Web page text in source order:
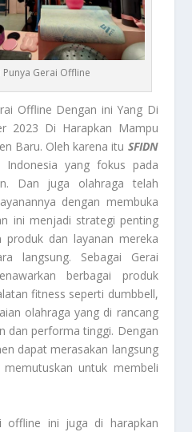
Punya Gerai Offline
Offline Dengan ini Yang Di
2023 Di Harapkan Mampu
Baru. Oleh karena itu SFIDN
yang fokus pada
Dan juga olahraga telah
dengan membuka
ini menjadi strategi penting
produk dan layanan mereka
langsung. Sebagai Gerai
berbagai produk
fitness seperti dumbbell,
olahraga yang di rancang
dan performa tinggi. Dengan
dapat merasakan langsung
untuk membeli
offline ini juga di harapkan